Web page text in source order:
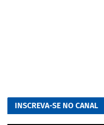
INSCREVA-SE NO CANAL